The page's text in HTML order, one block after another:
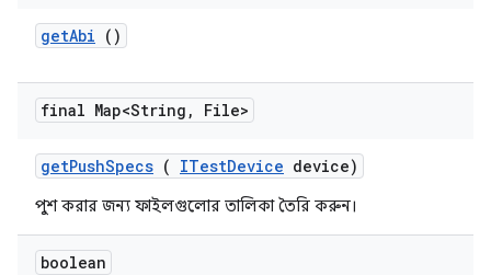
getAbi ()
final Map<String , File>
getPushSpecs ( ITestDevice device)
পুশ করার জন্য ফাইলগুলোর তালিকা তৈরি করুন।
boolean